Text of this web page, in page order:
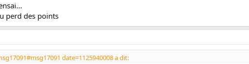
perd des points
date=1125940008 a dit: